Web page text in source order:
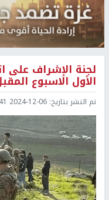
لجنة الإشراف على
الأول الاسبوع
تم النشر بتاريخ: 2024-12-06 19:41